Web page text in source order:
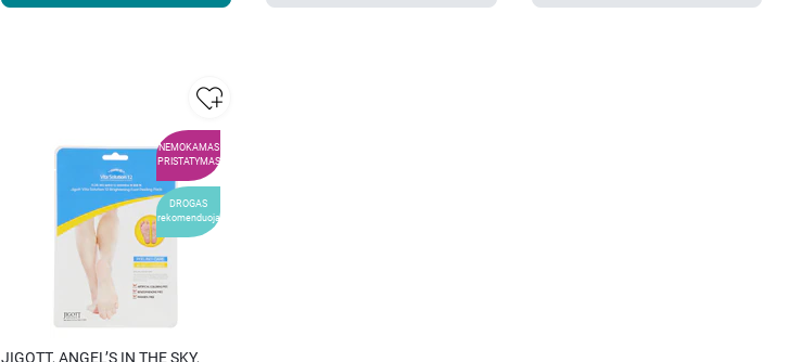
NEMOKAMAS
PRISTATYMAS
DROGAS
rekomenduoja
JIGOTT, ANGEL’S IN THE SKY,